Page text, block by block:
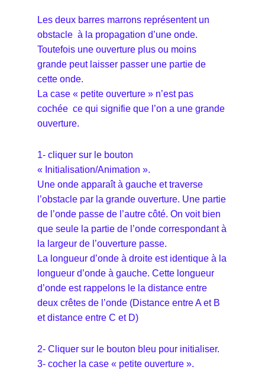
Les deux barres marrons représentent un
obstacle à la propagation d’une onde.
Toutefois une ouverture plus ou moins
grande peut laisser passer une partie de
cette onde.
La case « petite ouverture » n’est pas
cochée ce qui signifie que l’on a une grande
ouverture.
1- cliquer sur le bouton
« Initialisation/Animation ».
Une onde apparaît à gauche et traverse
l’obstacle par la grande ouverture. Une partie
de l’onde passe de l’autre côté. On voit bien
que seule la partie de l’onde correspondant à
la largeur de l’ouverture passe.
La longueur d’onde à droite est identique à la
longueur d’onde à gauche. Cette longueur
d’onde est rappelons le la distance entre
deux crêtes de l’onde (Distance entre A et B
et distance entre C et D)
2- Cliquer sur le bouton bleu pour initialiser.
3- cocher la case « petite ouverture ».